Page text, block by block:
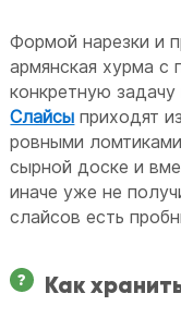
Формой нарезки и
армянская хурма
конкретную
Слайсы приходят
ровными
сырной доске и
иначе уже не
слайсов есть
Как